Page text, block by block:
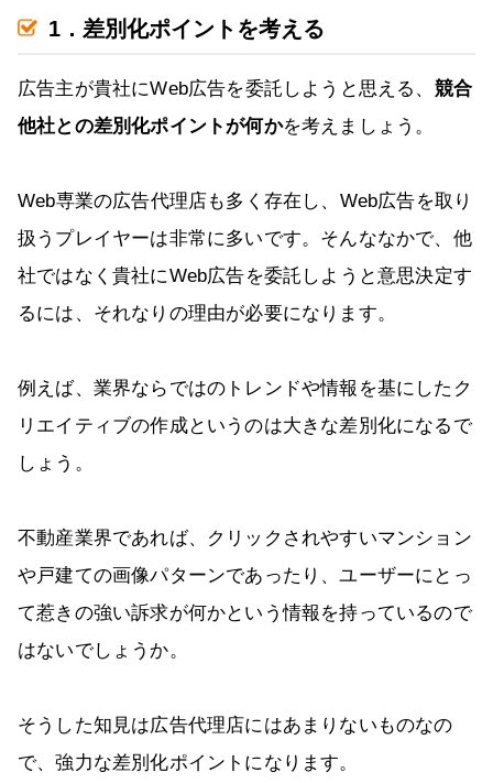
1．差別化ポイントを考える
広告主が貴社にWeb広告を委託しようと思える、 競合
他社との差別化ポイントが何かを考えましょう。
Web専業の広告代理店も多く存在し、Web広告を取り
扱うプレイヤーは非常に多いです。そんななかで、他
社ではなく貴社にWeb広告を委託しようと意思決定す
るには、それなりの理由が必要になります。
例えば、業界ならではのトレンドや情報を基にしたク
リエイティブの作成というのは大きな差別化になるで
しょう。
不動産業界であれば、クリックされやすいマンション
や戸建ての画像パターンであったり、ユーザーにとっ
て惹きの強い訴求が何かという情報を持っているので
はないでしょうか。
そうした知見は広告代理店にはあまりないものなの
で、強力な差別化ポイントになります。